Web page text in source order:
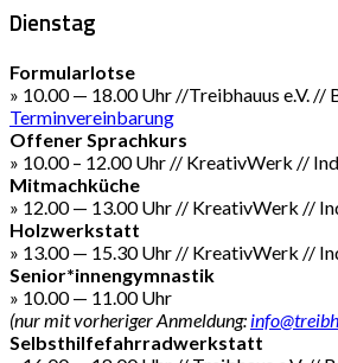
Dienstag
Formularlotse
» 10.00 — 18.00 Uhr //Treibhauus e.V. //
Terminvereinbarung
Offener Sprachkurs
» 10.00 – 12.00 Uhr // KreativWerk //
Mitmachküche
» 12.00 — 13.00 Uhr // KreativWerk //
Holzwerkstatt
» 13.00 — 15.30 Uhr // KreativWerk //
Senior*innengymnastik
» 10.00 — 11.00 Uhr
(nur mit vorheriger Anmeldung:
Selbsthilfefahrradwerkstatt